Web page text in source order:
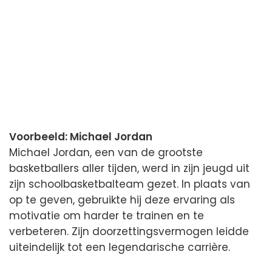
Voorbeeld: Michael Jordan
Michael Jordan, een van de grootste
basketballers aller tijden, werd in zijn jeugd uit
zijn schoolbasketbalteam gezet. In plaats van
op te geven, gebruikte hij deze ervaring als
motivatie om harder te trainen en te
verbeteren. Zijn doorzettingsvermogen leidde
uiteindelijk tot een legendarische carrière.